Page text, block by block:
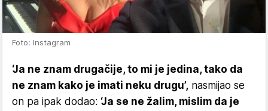
Foto: Instagram
‘Ja ne znam drugačije, to mi je jedina, tako da
ne znam kako je imati neku drugu’, nasmijao se
on pa ipak dodao: ‘Ja se ne žalim, mislim da je